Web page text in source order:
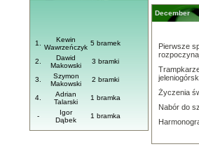
1.
Kewin
Wawrzeńczyk
5 bramek
2.
Dawid
Makowski
3 bramki
3.
Szymon
Makowski
2 bramki
4.
Adrian
Talarski
1 bramka
-
Igor
Dąbek
1 bramka
December
Pierwsze
Życzenia
Nabór do